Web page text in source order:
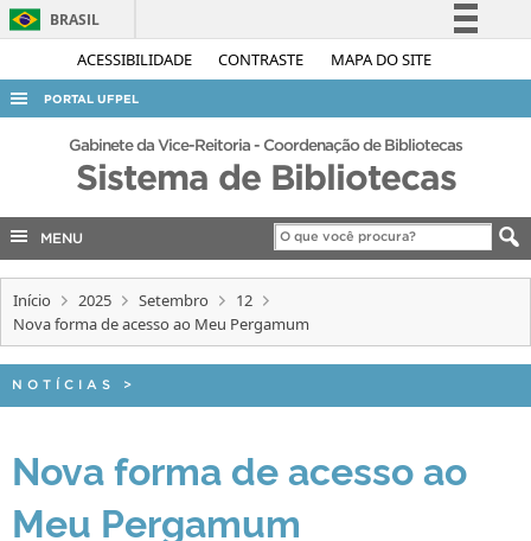
ACESSIBILIDADE CONTRASTE MAPA DO SITE
BRASIL
Simplifique!
Acesso à informação
Canais
PORTAL UFPEL
ACESSO À INFORMAÇÃO
AUDITORIA
COBALTO
CONCURSOS
EDITAIS
OUVIDORIA
TELEFONES
Gabinete da Vice-Reitoria - Coordenação de Bibliotecas
Sistema de Bibliotecas
MENU
Início 2025 Setembro
12
Nova forma de acesso ao Meu Pergamum
NOTÍCIAS >
Nova forma de acesso ao
Meu Pergamum